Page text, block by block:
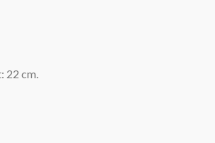
22 cm.